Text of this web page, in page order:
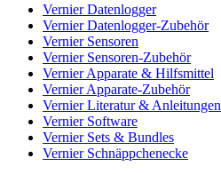
Vernier Datenlogger
Vernier Datenlogger-Zubehör
Vernier Sensoren
Vernier Sensoren-Zubehör
Vernier Apparate & Hilfsmittel
Vernier Apparate-Zubehör
Vernier Literatur & Anleitungen
Vernier Software
Vernier Sets & Bundles
Vernier Schnäppchenecke